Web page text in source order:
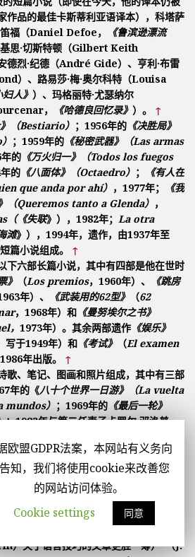
作品的最佳卡斯蒂利亚语译本），科塔萨
福（Daniel Defoe，
《鲁滨逊漂流
基思·切斯特顿（Gilbert Keith
烈·纪德（André Gide）、亨利·布雷
）、路易莎·梅·奥尔科特（Louisa
妇人》 ）、玛格丽特·尤瑟纳尔
，
《哈德良回忆录》 ）。 ↑
》（Bestiario） ；1956年的 《决胜局》
；1959年的 《秘密武器》（Las armas
的 《万火归一》（Todos los fuegos
的 《八面体》（Octaedro） ；
《有人在
que anda por ahí） ，1977年；
《我
（Queremos tanto a Glenda） ，
（《失联》），1982年； La otra
滩》），1994年，遗作，由1937年至
篇小说组成。 ↑
下六部长篇小说，其中有四部是他在世时
》 （Los premios，1960年）、
《跳房
年）、 《武装用的62型》 （62
，1968年）和 《曼努埃尔之书》
， 1973年）。其余两部遗作 《娱乐》
写于1949年）和 《考试》 （El examen
年出版。 ↑
歌、笔记、图画和照片组成，其中有三部
年的《八十个世界一日游》（La vuelta
） ；1969年的 《最后一轮》
；1983年与第二任妻子卡罗尔·邓洛普
著的
）。↑
行的民间音乐：探戈，在阿根廷，我们
戈，因为它被认为是庸俗的。我发现了探
厚的兴趣（另外，探戈的文字也使我在对
匪浅，了解到人们以诗歌抒发自己的情
·加德尔（Carlos Gardel）的探戈甚至
）关于语言技巧的文章更胜一筹）”（J.
欧盟GDPR法案，本网站有义务向
知，我们将使用cookie来改善您
的网站访问体验。
Cookie settings
同意